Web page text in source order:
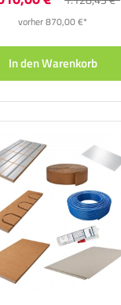
vorher 870,00 €*
In den Warenkorb